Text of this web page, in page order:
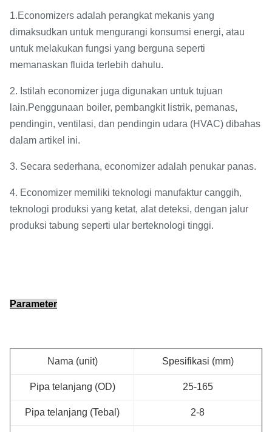
1.Economizers adalah perangkat mekanis yang
dimaksudkan untuk mengurangi konsumsi energi, atau
untuk melakukan fungsi yang berguna seperti
memanaskan fluida terlebih dahulu.
2. Istilah economizer juga digunakan untuk tujuan
lain.Penggunaan boiler, pembangkit listrik, pemanas,
pendingin, ventilasi, dan pendingin udara (HVAC) dibahas
dalam artikel ini.
3. Secara sederhana, economizer adalah penukar panas.
4. Economizer memiliki teknologi manufaktur canggih,
teknologi produksi yang ketat, alat deteksi, dengan jalur
produksi tabung seperti ular berteknologi tinggi.
Parameter
Nama (unit) Spesifikasi (mm)
Pipa telanjang (OD) 25-165
Pipa telanjang (Tebal) 2-8